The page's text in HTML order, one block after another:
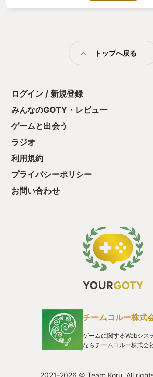
ころに、勇者や旅人と違い、雇い主に雇用さ
ことが何回かありました。 ＢＧＭは、この作
て使用しています。 ファイナルファンタジー
ある方でしたら、懐かしさを感じつつも新し
できるかと思います。
トップへ戻る
ログイン / 新規登録
みんなのGOTY・レビュー
ゲームと出会う
ラジオ
利用規約
プライバシーポリシー
お問い合わせ
チームコルー株式
ゲームに関するWebシス
ならチームコルー株式会
2021-2026 © Team Koru. All